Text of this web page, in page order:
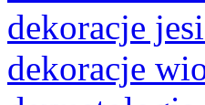
dekoracje
dekoracje